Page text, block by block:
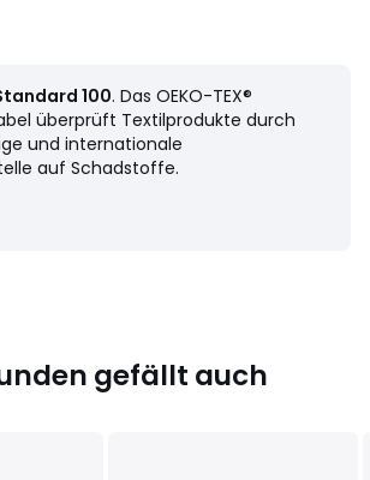
max. 30°C
100. Das OEKO-TEX®
überprüft Textilprodukte durch
und internationale
auf Schadstoffe.
gefällt auch